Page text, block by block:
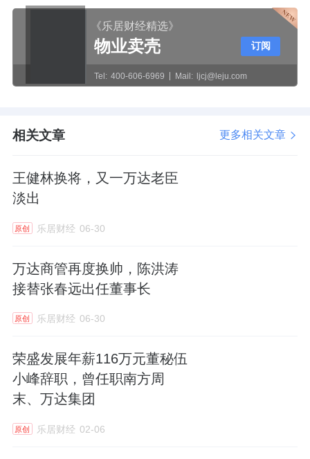
《乐居财经精选》
物业卖壳
Tel: 400-606-6969 Mail: ljcj@leju.com
订阅
相关文章 更多相关文章
王健林换将，又一万达老臣
淡出
原创 乐居财经 06-30
万达商管再度换帅，陈洪涛
接替张春远出任董事长
原创 乐居财经 06-30
荣盛发展年薪116万元董秘伍
小峰辞职，曾任职南方周
末、万达集团
原创 乐居财经 02-06